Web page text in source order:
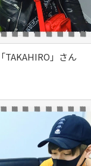
TAKAHIRO」さん